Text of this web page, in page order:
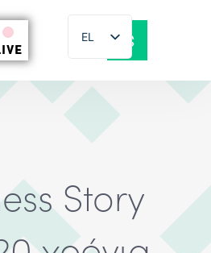
EL
EN
Story